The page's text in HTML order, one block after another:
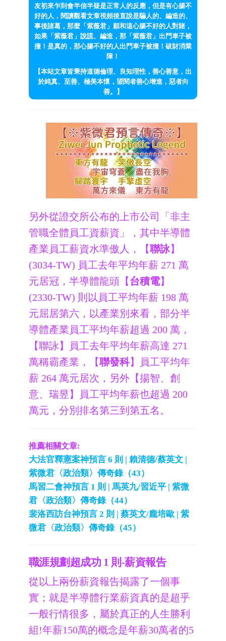
友初來乍到會半信半疑是正常人的反應，但是有心腸不
好的人，閱讀觀看文章視頻後直說是騙人的、編造的、
事後諸葛，那麼「紫薇君」願和這心腸不好的人對賭，
如果「紫薇君」說謊、編造，那「紫薇君」出門車子被
撞！是真的，那心腸不好的人出門車子被撞！破財消業
障！
【本站文章皆秉持道德倫理、良知理性，善心善意，出
於純真、至善、極美本懷，望閱者善心增進，惡者向
善。】
另外從證交所公布的上市公司「非主
管職全體員工資薪資」，其中半導體
產業員工薪資水準傲人，【聯詠】
(3034-TW) 員工去年平均年薪 271 萬
元居冠，半導體龍頭【 台積電】
(2330-TW) 則以員工平均年薪 198 萬
元屈居第六， 以產業別來看，部分半
導體產業員工平均年薪超過 200 萬，
【聯詠】員工去年平均年薪高達 271
萬稱霸產業，【聯發科】員工平均年
薪 264 萬元居次，另外【揚智、創
意、瑞昱】員工平均年薪也超過 200
萬元，分別排名第三到第五名。
推薦相關文章:
大法官釋憲案神預言 6 則 | 賴清德/蔡英文 |
紫微君〈政治類〉傳奇錄（43）
馬習二會神預言 1 則 | 馬英九/習近平 | 紫微
君〈政治類〉傳奇錄（44）
裴洛西訪台神預言 2 則 | 蔡英文/龐培歐 | 紫
微君〈政治類〉傳奇錄（45）
職涯規劃超成功 1 則-薪資報告
從以上兩份薪資報告揭露了一個事
實；就是半導體行業薪資真的是超乎
一般行情很多，屬於真正的人生勝利
組!年薪150萬的概念是年薪30萬者的5